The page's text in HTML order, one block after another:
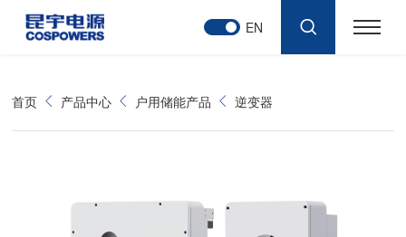
EN
首页 产品中心 户用储能产品 逆变器